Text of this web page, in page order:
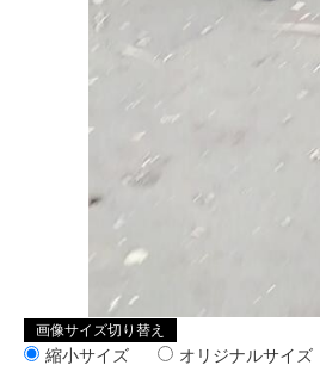
画像サイズ切り替え
縮小サイズ オリジナルサイズ